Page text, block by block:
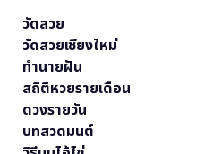
วัดสวย
วัดสวยเชียงใหม่
ทำนายฝัน
สถิติหวยรายเดือน
ดวงรายวัน
บทสวดมนต์